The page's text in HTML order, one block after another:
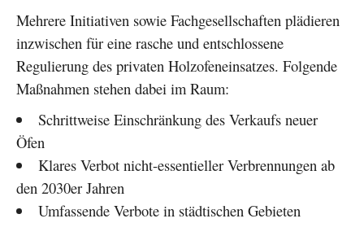
Mehrere Initiativen sowie Fachgesellschaften plädieren
inzwischen für eine rasche und entschlossene
Regulierung des privaten Holzofeneinsatzes. Folgende
Maßnahmen stehen dabei im Raum:
Schrittweise Einschränkung des Verkaufs neuer
Öfen
Klares Verbot nicht-essentieller Verbrennungen ab
den 2030er Jahren
Umfassende Verbote in städtischen Gebieten